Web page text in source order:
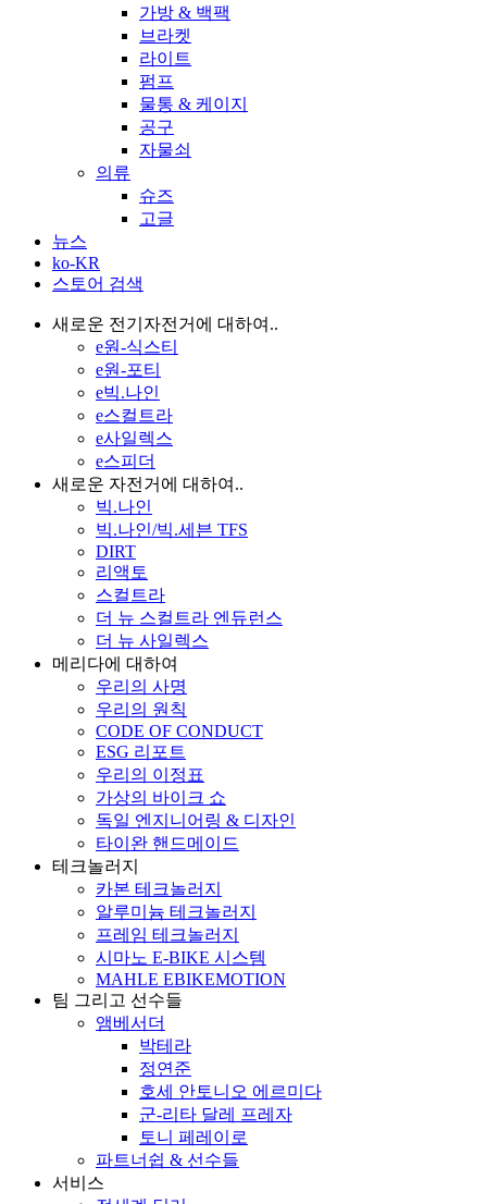
가방 & 백팩
브라켓
라이트
펌프
물통 & 케이지
공구
자물쇠
의류
슈즈
고글
뉴스
ko-KR
스토어 검색
새로운 전기자전거에 대하여..
e원-식스티
e원-포티
e빅.나인
e스컬트라
e사일렉스
e스피더
새로운 자전거에 대하여..
빅.나인
빅.나인/빅.세븐 TFS
DIRT
리액토
스컬트라
더 뉴 스컬트라 엔듀런스
더 뉴 사일렉스
메리다에 대하여
우리의 사명
우리의 원칙
CODE OF CONDUCT
ESG 리포트
우리의 이정표
가상의 바이크 쇼
독일 엔지니어링 & 디자인
타이완 핸드메이드
테크놀러지
카본 테크놀러지
알루미늄 테크놀러지
프레임 테크놀러지
시마노 E-BIKE 시스템
MAHLE EBIKEMOTION
팀 그리고 선수들
앰베서더
박테라
정연준
호세 안토니오 에르미다
군-리타 달레 프레자
토니 페레이로
파트너쉽 & 선수들
서비스